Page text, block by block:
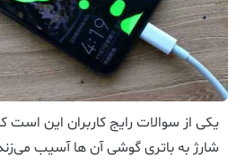
یکی از سوالات رایج کاربران این است
شارژ به باتری گوشی آن ها آسیب